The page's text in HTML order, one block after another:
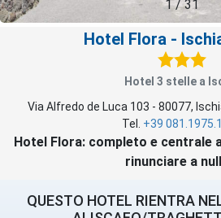
1/31
Hotel Flora -
Hotel 3 stelle a
Via Alfredo de Luca 103 - 80077,
Tel. +39
Hotel Flora: completo e centrale
rinunciare a
QUESTO HOTEL RIENTRA